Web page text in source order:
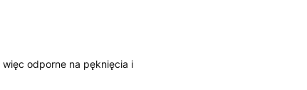
odporne na pęknięcia i